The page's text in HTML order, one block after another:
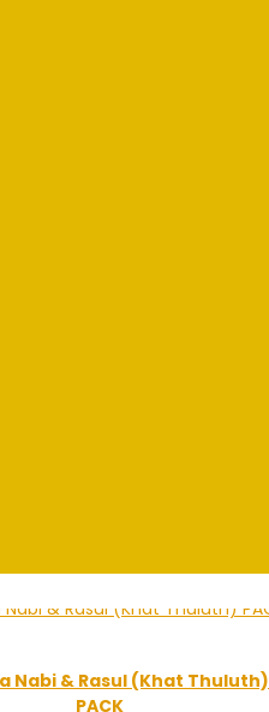
Nabi & Rasul (Khat Thuluth)
PACK